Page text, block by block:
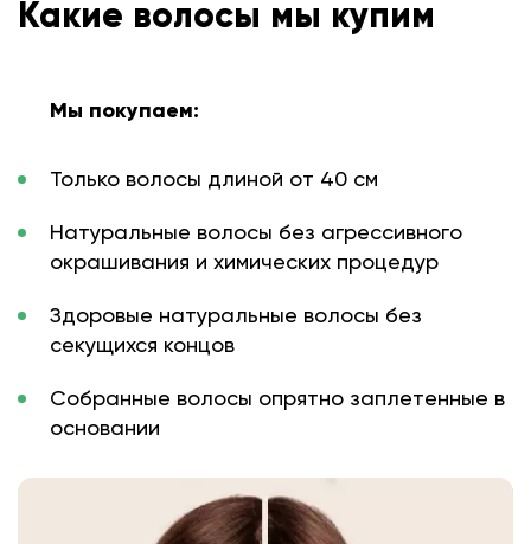
Какие волосы мы купим
Мы покупаем:
Только волосы длиной от 40 см
Натуральные волосы без агрессивного
окрашивания и химических процедур
Здоровые натуральные волосы без
секущихся концов
Собранные волосы опрятно заплетенные в
основании